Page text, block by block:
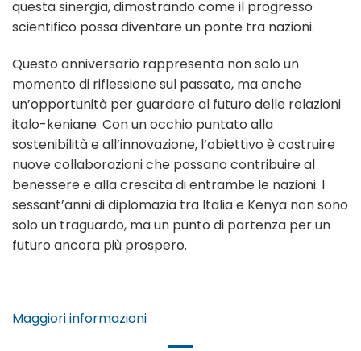
questa sinergia, dimostrando come il progresso
scientifico possa diventare un ponte tra nazioni.
Questo anniversario rappresenta non solo un
momento di riflessione sul passato, ma anche
un’opportunità per guardare al futuro delle relazioni
italo-keniane. Con un occhio puntato alla
sostenibilità e all’innovazione, l’obiettivo è costruire
nuove collaborazioni che possano contribuire al
benessere e alla crescita di entrambe le nazioni. I
sessant’anni di diplomazia tra Italia e Kenya non sono
solo un traguardo, ma un punto di partenza per un
futuro ancora più prospero.
Maggiori informazioni